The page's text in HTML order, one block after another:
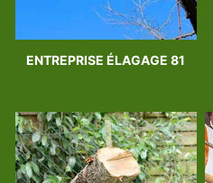
ENTREPRISE ÉLAGAGE 81